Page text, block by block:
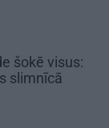
šokē visus:
slimnīcā